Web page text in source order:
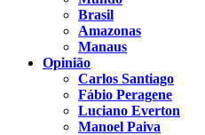
Brasil
Amazonas
Manaus
Opinião
Carlos Santiago
Fábio Peragene
Luciano Everton
Manoel Paiva